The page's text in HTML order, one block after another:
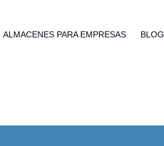
ALMACENES PARA EMPRESAS BLOG